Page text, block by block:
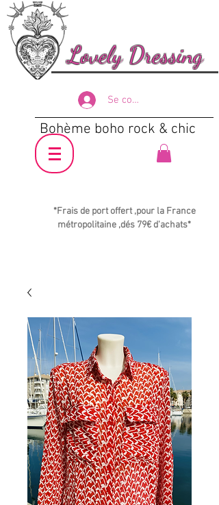
Lovely Dressing
Se connecter
Bohème boho rock & chic
*Frais de port offert ,pour la France
métropolitaine ,dés 79€ d'achats*